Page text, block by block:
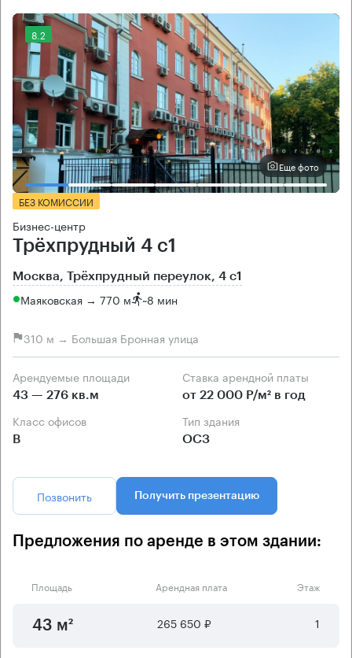
8.2
Еще фото
БЕЗ КОМИССИИ
Бизнес-центр
Трёхпрудный 4 с1
Москва, Трёхпрудный переулок, 4 с1
Маяковская → 770 м ~8 мин
310 м → Большая Бронная улица
Арендуемые площади
43 — 276 кв.м
Ставка арендной платы
от 22 000 Р/м² в год
Класс офисов
B
Тип здания
ОСЗ
Позвонить Получить презентацию
Предложения по аренде в этом здании:
Площадь Арендная плата Этаж
43 м² 265 650 ₽ 1